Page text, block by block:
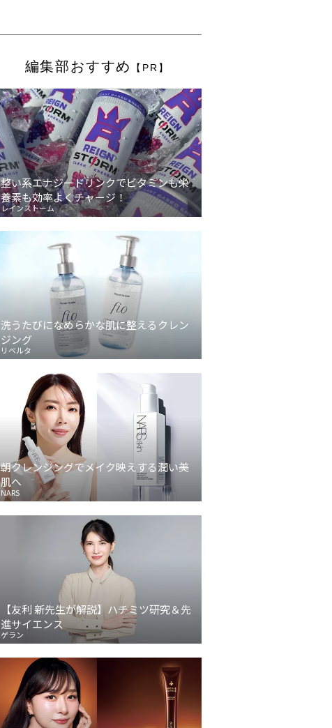
編集部おすすめ 【PR】
整い系エナジードリンクでビタミンも栄
養素も効率よくチャージ！
レインストーム
洗うたびになめらかな肌に整えるクレン
ジング
リベルタ
朝クレンジングでメイク映えする潤い美
肌へ
NARS
【友利 新先生が解説】ハチミツ研究＆先
進サイエンス
ゲラン